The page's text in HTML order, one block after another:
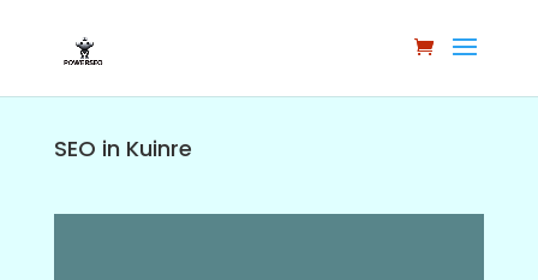
SEO in Kuinre